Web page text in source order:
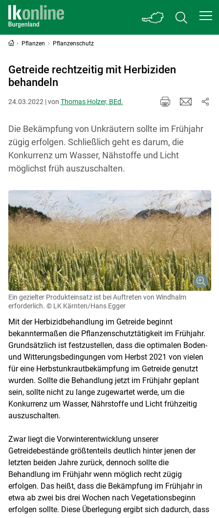
Pflanzen Pflanzenschutz
Getreide rechtzeitig mit Herbiziden
behandeln
24.03.2022 | von Thomas Holzer, BEd.
Die Bekämpfung von Unkräutern sollte im Frühjahr
zügig erfolgen. Schließlich geht es darum, die
Konkurrenz um Wasser, Nähstoffe und Licht
möglichst früh auszuschalten.
Ein gezielter Produkteinsatz ist bei Auftreten von Windhalm
erforderlich. © LK Kärnten/Hans Egger
Mit der Herbizidbehandlung im Getreide beginnt
bekanntermaßen die Pflanzenschutztätigkeit im Frühjahr.
Grundsätzlich ist festzustellen, dass die optimalen Boden-
und Witterungsbedingungen vom Herbst 2021 von vielen
für eine Herbstunkrautbekämpfung im Getreide genutzt
wurden. Sollte die Behandlung jetzt im Frühjahr geplant
sein, sollte nicht zu lange zugewartet werde, um die
Konkurrenz um Wasser, Nährstoffe und Licht frühzeitig
auszuschalten.
Zwar liegt die Vorwinterentwicklung unserer
Getreidebestände größtenteils deutlich hinter jenen der
letzten beiden Jahre zurück, dennoch sollte die
Behandlung im Frühjahr wenn möglich recht zügig
erfolgen. Das heißt, dass die Bekämpfung im Frühjahr in
etwa ab zwei bis drei Wochen nach Vegetationsbeginn
erfolgen sollte. Diese Überlegung ergibt sich dadurch, dass